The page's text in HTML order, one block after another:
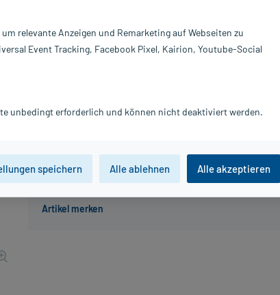
inkl. MwSt. zzgl. Versandkosten
In den
PZN:
03842981
Hersteller:
Fink & Walter GmbH
relevante Anzeigen und Remarketing auf Webseiten zu
Event Tracking, Facebook Pixel, Kairion, Youtube-Social
unbedingt erforderlich und können nicht deaktiviert werden.
speichern Alle ablehnen Alle akzeptieren